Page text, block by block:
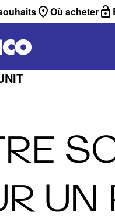
Où acheter
UN